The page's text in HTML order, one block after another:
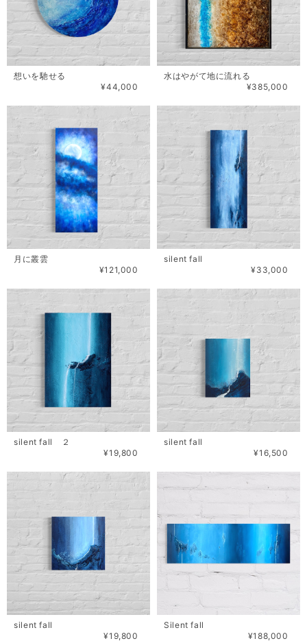
想いを馳せる
¥44,000
水はやがて地に流れる
¥385,000
月に叢雲
¥121,000
silent fall
¥33,000
silent fall ２
¥19,800
silent fall
¥16,500
silent fall
¥19,800
Silent fall
¥188,000